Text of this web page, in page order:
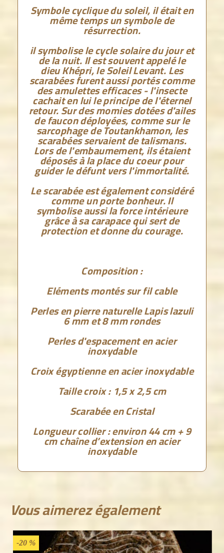
Symbole cyclique du soleil, il était en
même temps un symbole de
résurrection.
il symbolise le cycle solaire du jour et
de la nuit. Il est souvent appelé le
dieu Khépri, le Soleil Levant. Les
scarabées furent aussi portés comme
des amulettes efficaces - l'insecte
cachait en lui le principe de l'éternel
retour. Sur des momies dotées d'ailes
de faucon déployées, comme sur le
sarcophage de Toutankhamon, les
scarabées servaient de talismans.
Lors de l'embaumement, ils étaient
déposés à la place du coeur pour
guider le défunt vers l'immortalité.
Le scarabée est également considéré
comme un porte bonheur. Il
symbolise aussi la force intérieure
grâce à sa carapace qui sert de
protection et donne du courage.
Composition :
Eléments montés sur fil cable
Perles en pierre naturelle Lapis lazuli
6 mm et 8 mm rondes
Perles d'espacement en acier
inoxydable
Croix égyptienne en acier inoxydable
Taille croix : 1,5 x 2,5 cm
Scarabée en Cristal
Longueur collier : environ 44 cm + 9
cm chaîne d’extension en acier
inoxydable
Vous aimerez également
Nouveau